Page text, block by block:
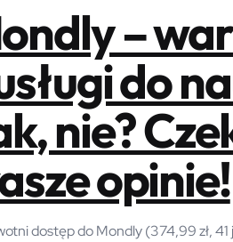
–
do
nie?
opinie!
dostęp do Mondly (374,99 zł,